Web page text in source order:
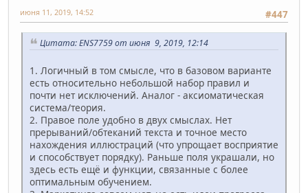
#447
июня 11, 2019, 14:52
Цитата: ENS7759 от июня 9, 2019, 12:14
1. Логичный в том смысле, что в базовом варианте
есть относительно небольшой набор правил и
почти нет исключений. Аналог - аксиоматическая
система/теория.
2. Правое поле удобно в двух смыслах. Нет
прерываний/обтеканий текста и точное место
нахождения иллюстраций (что упрощает восприятие
и способствует порядку). Раньше поля украшали, но
здесь есть ещё и функции, связанные с более
оптимальным обучением.